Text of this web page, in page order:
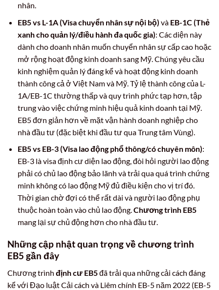
nhân.
EB5 vs L-1A (Visa chuyển nhân sự nội bộ) và EB-1C (Thẻ
xanh cho quản lý/điều hành đa quốc gia): Các diện này
dành cho doanh nhân muốn chuyển nhân sự cấp cao hoặc
mở rộng hoạt động kinh doanh sang Mỹ. Chúng yêu cầu
kinh nghiệm quản lý đáng kể và hoạt động kinh doanh
thành công cả ở Việt Nam và Mỹ. Tỷ lệ thành công của L-
1A/EB-1C thường thấp và quy trình phức tạp hơn, tập
trung vào việc chứng minh hiệu quả kinh doanh tại Mỹ.
EB5 đơn giản hơn về mặt vận hành doanh nghiệp cho
nhà đầu tư (đặc biệt khi đầu tư qua Trung tâm Vùng).
EB5 vs EB-3 (Visa lao động phổ thông/có chuyên môn):
EB-3 là visa định cư diện lao động, đòi hỏi người lao động
phải có chủ lao động bảo lãnh và trải qua quá trình chứng
minh không có lao động Mỹ đủ điều kiện cho vị trí đó.
Thời gian chờ đợi có thể rất dài và người lao động phụ
thuộc hoàn toàn vào chủ lao động.Chương trình EB5
mang lại sự chủ động hơn cho nhà đầu tư.
Những cập nhật quan trọng về chương trình
EB5 gần đây
Chương trình định cư EB5đã trải qua những cải cách đáng
kể với Đạo luật Cải cách và Liêm chính EB-5 năm 2022 (EB-5